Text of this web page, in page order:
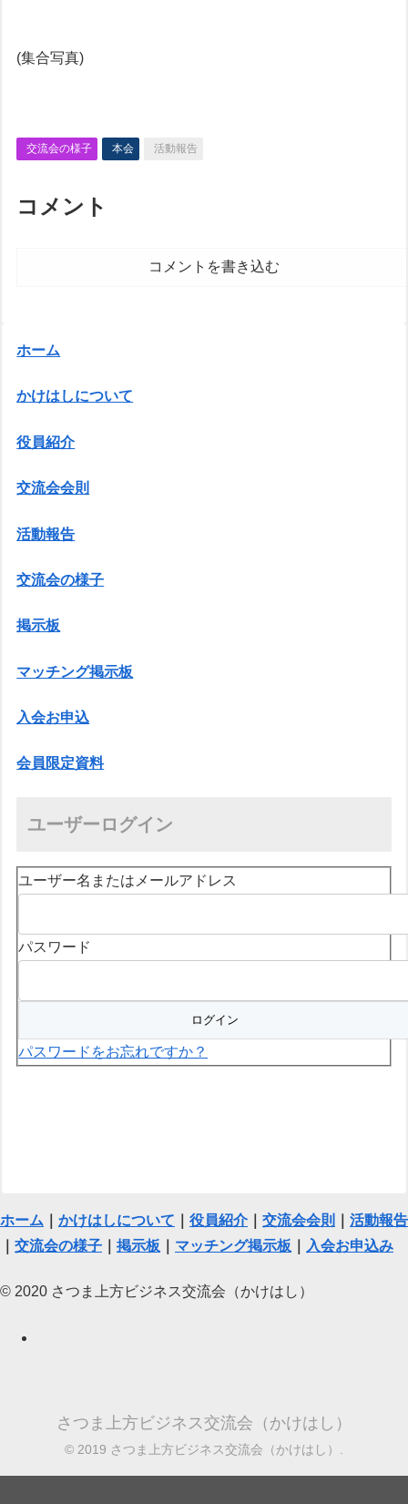
(集合写真)
交流会の様子 本会 活動報告
コメント
コメントを書き込む
ホーム
かけはしについて
役員紹介
交流会会則
活動報告
交流会の様子
掲示板
マッチング掲示板
入会お申込
会員限定資料
ユーザーログイン
ユーザー名またはメールアドレス
パスワード
パスワードをお忘れですか？
ホーム かけはしについて 役員紹介｜ 交流会会則
活動報告
交流会の様子 掲示板 マッチング掲示板 入会お申込み
© 2020 さつま上方ビジネス交流会（かけはし）
さつま上方ビジネス交流会（かけはし）
© 2019 さつま上方ビジネス交流会（かけはし）.